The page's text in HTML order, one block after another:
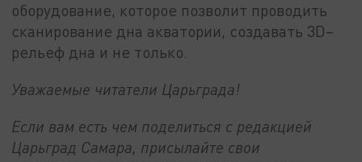
оборудование, которое позволит проводить
сканирование дна акватории, создавать 3D–
рельеф дна и не только.
Уважаемые читатели Царьграда!
Если вам есть чем поделиться с редакцией
Царьград Самара, присылайте свои